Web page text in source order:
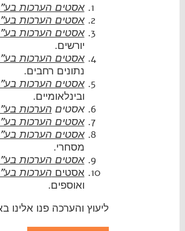
אסטים הערכות
אסטים הערכות
אסטים הערכות
יורשים.
אסטים הערכות
נתונים רחבים.
אסטים הערכות
ובינלאומיים.
אסטים הערכות
אסטים הערכות
אסטים הערכות
מסחרי.
אסטים הערכות
אסטים הערכות
ואוספים.
ליעוץ והערכה פנו